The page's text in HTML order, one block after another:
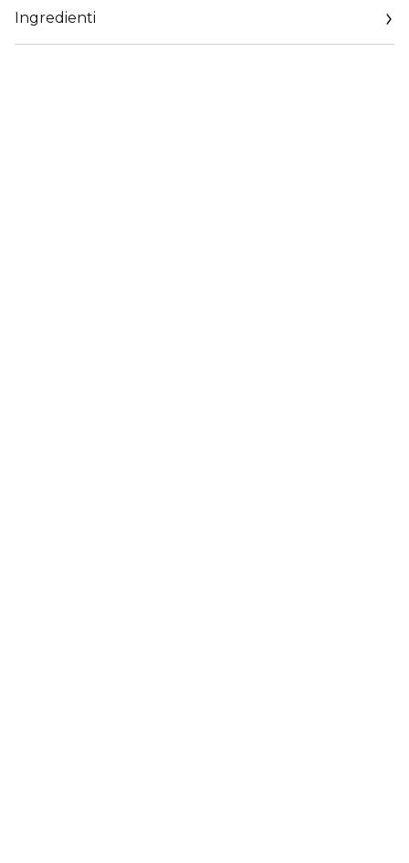
potrai resistere alla sua fragranza deliziosa e alla confezione
decisamente magnetica!
Soddisfa i tuoi desideri e fatti trasportare dalla nostra ampia
Ingredienti